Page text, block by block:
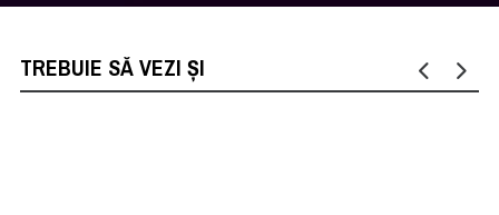
TREBUIE SĂ VEZI ȘI